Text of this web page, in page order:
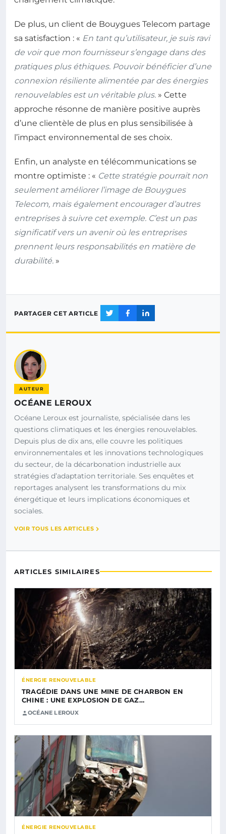
De plus, un client de Bouygues Telecom partage
sa satisfaction : « En tant qu’utilisateur, je suis ravi
de voir que mon fournisseur s’engage dans des
pratiques plus éthiques. Pouvoir bénéficier d’une
connexion résiliente alimentée par des énergies
renouvelables est un véritable plus. » Cette
approche résonne de manière positive auprès
d’une clientèle de plus en plus sensibilisée à
l’impact environnemental de ses choix.
Enfin, un analyste en télécommunications se
montre optimiste : « Cette stratégie pourrait non
seulement améliorer l’image de Bouygues
Telecom, mais également encourager d’autres
entreprises à suivre cet exemple. C’est un pas
significatif vers un avenir où les entreprises
prennent leurs responsabilités en matière de
durabilité. »
PARTAGER CET ARTICLE
AUTEUR
OCÉANE LEROUX
Océane Leroux est journaliste, spécialisée dans les
questions climatiques et les énergies renouvelables.
Depuis plus de dix ans, elle couvre les politiques
environnementales et les innovations technologiques
du secteur, de la décarbonation industrielle aux
stratégies d’adaptation territoriale. Ses enquêtes et
reportages analysent les transformations du mix
énergétique et leurs implications économiques et
sociales.
VOIR TOUS LES ARTICLES
ARTICLES SIMILAIRES
ÉNERGIE RENOUVELABLE
TRAGÉDIE DANS UNE MINE DE CHARBON EN
CHINE : UNE EXPLOSION DE GAZ…
OCÉANE LEROUX
ÉNERGIE RENOUVELABLE